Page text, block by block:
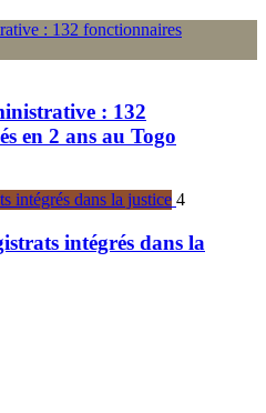
: 132
en 2 ans au Togo
4
intégrés dans la